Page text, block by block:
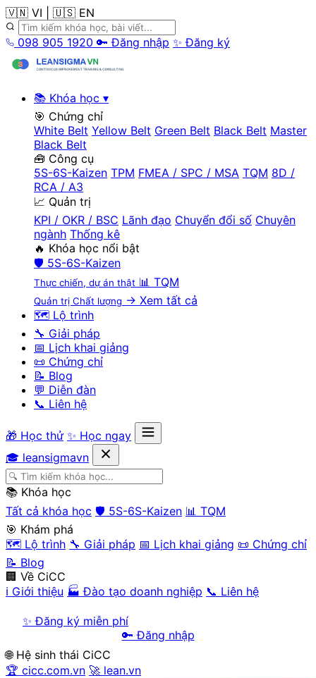
🇻🇳 VI 🇺🇸 EN
098 905 1920 🔑 Đăng nhập ✨ Đăng ký
📚 Khóa học ▾
🎯 Chứng chỉ
White Belt Yellow Belt Green Belt Black Belt Master
Black Belt
🧰 Công cụ
5S-6S-Kaizen TPM FMEA / SPC / MSA TQM 8D /
RCA / A3
📈 Quản trị
KPI / OKR / BSC Lãnh đạo Chuyển đổi số Chuyên
ngành Thống kê
🔥 Khóa học nổi bật
🛡️ 5S-6S-Kaizen
Thực chiến, dự án thật 📊 TQM
Quản trị Chất lượng → Xem tất cả
🗺️ Lộ trình
🔧 Giải pháp
📅 Lịch khai giảng
📜 Chứng chỉ
📝 Blog
💬 Diễn đàn
📞 Liên hệ
🎁 Học thử ✨ Học ngay
🎓 leansigmavn
📚 Khóa học
Tất cả khóa học 🛡️ 5S-6S-Kaizen 📊 TQM
🎯 Khám phá
🗺️ Lộ trình 🔧 Giải pháp 📅 Lịch khai giảng 📜 Chứng chỉ
📝 Blog
🏢 Về CiCC
ℹ️ Giới thiệu 🏭 Đào tạo doanh nghiệp 📞 Liên hệ
✨ Đăng ký miễn phí
🔑 Đăng nhập
🌐 Hệ sinh thái CiCC
🏆 cicc.com.vn 🚀 lean.vn